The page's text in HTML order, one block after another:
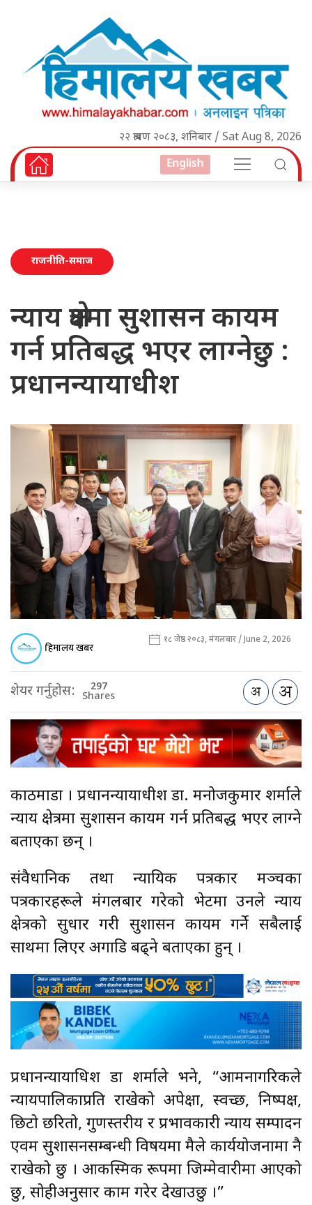
२२ श्रावण २०८३, शनिबार / Sat Aug 8, 2026
English
राजनीति-समाज
न्याय क्षेत्रमा सुशासन कायम
गर्न प्रतिबद्ध भएर लाग्नेछु :
प्रधानन्यायाधीश
हिमालय खबर १८ जेष्ठ २०८३, मंगलबार / June 2, 2026
शेयर गर्नुहोस: 297
Shares
काठमाडौँ । प्रधानन्यायाधीश डा. मनोजकुमार शर्माले
न्याय क्षेत्रमा सुशासन कायम गर्न प्रतिबद्ध भएर लाग्ने
बताएका छन् ।
संवैधानिक तथा न्यायिक पत्रकार मञ्चका
पत्रकारहरूले मंगलबार गरेको भेटमा उनले न्याय
क्षेत्रको सुधार गरी सुशासन कायम गर्ने सबैलाई
साथमा लिएर अगाडि बढ्ने बताएका हुन् ।
प्रधानन्यायाधिश डा शर्माले भने, “आमनागरिकले
न्यायपालिकाप्रति राखेको अपेक्षा, स्वच्छ, निष्पक्ष,
छिटो छरितो, गुणस्तरीय र प्रभावकारी न्याय सम्पादन
एवम सुशासनसम्बन्धी विषयमा मैले कार्ययोजनामा नै
राखेको छु । आकस्मिक रूपमा जिम्मेवारीमा आएको
छु, सोहीअनुसार काम गरेर देखाउछु ।”